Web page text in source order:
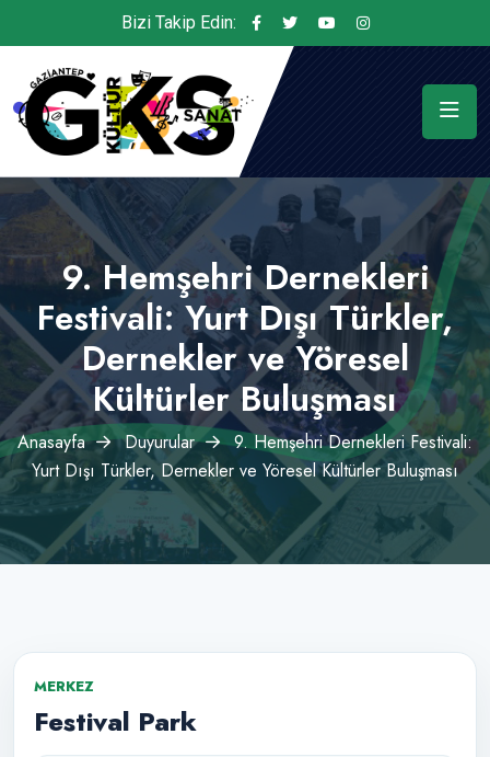
Bizi Takip Edin:
9. Hemşehri Dernekleri
Festivali: Yurt Dışı Türkler,
Dernekler ve Yöresel
Kültürler Buluşması
Anasayfa Duyurular
9. Hemşehri Dernekleri Festivali:
Yurt Dışı Türkler, Dernekler ve Yöresel Kültürler Buluşması
MERKEZ
Festival Park